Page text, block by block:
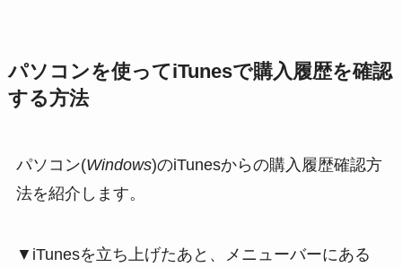
パソコンを使ってiTunesで購入履歴を確認
する方法
パソコン(Windows)のiTunesからの購入履歴確認方
法を紹介します。
▼iTunesを立ち上げたあと、メニューバーにある